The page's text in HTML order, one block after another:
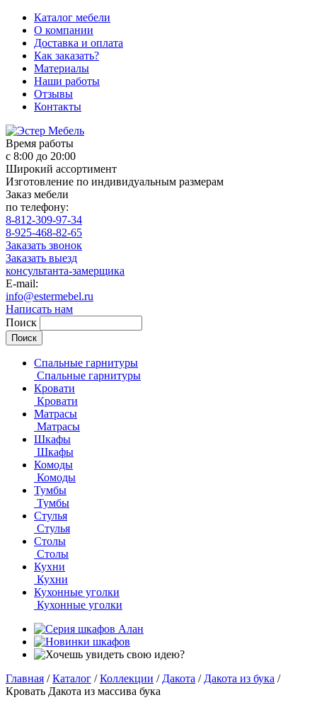
Каталог мебели
О компании
Доставка и оплата
Как заказать?
Материалы
Наши работы
Отзывы
Контакты
Время работы
с 8:00 до 20:00
Широкий ассортимент
Изготовление по индивидуальным размерам
Заказ мебели
по телефону:
8-812-309-97-34
8-925-468-82-65
Заказать звонок
Заказать выезд
консультанта-замерщика
E-mail:
info@estermebel.ru
Написать нам
Поиск
Спальные гарнитуры
Спальные гарнитуры
Кровати
Кровати
Матрасы
Матрасы
Шкафы
Шкафы
Комоды
Комоды
Тумбы
Тумбы
Стулья
Стулья
Столы
Столы
Кухни
Кухни
Кухонные уголки
Кухонные уголки
Главная / Каталог / Коллекции / Дакота / Дакота из бука /
Кровать Дакота из массива бука